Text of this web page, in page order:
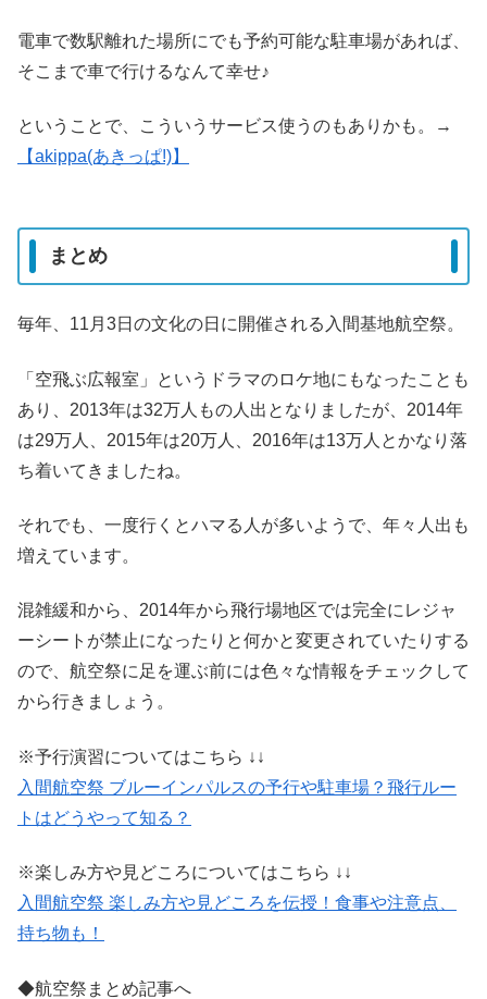
電車で数駅離れた場所にでも予約可能な駐車場があれば、
そこまで車で行けるなんて幸せ♪
ということで、こういうサービス使うのもありかも。→
【akippa(あきっぱ!)】
まとめ
毎年、11月3日の文化の日に開催される入間基地航空祭。
「空飛ぶ広報室」というドラマのロケ地にもなったことも
あり、2013年は32万人もの人出となりましたが、2014年
は29万人、2015年は20万人、2016年は13万人とかなり落
ち着いてきましたね。
それでも、一度行くとハマる人が多いようで、年々人出も
増えています。
混雑緩和から、2014年から飛行場地区では完全にレジャ
ーシートが禁止になったりと何かと変更されていたりする
ので、航空祭に足を運ぶ前には色々な情報をチェックして
から行きましょう。
※予行演習についてはこちら ↓↓
入間航空祭 ブルーインパルスの予行や駐車場？飛行ルー
トはどうやって知る？
※楽しみ方や見どころについてはこちら ↓↓
入間航空祭 楽しみ方や見どころを伝授！食事や注意点、
持ち物も！
◆航空祭まとめ記事へ